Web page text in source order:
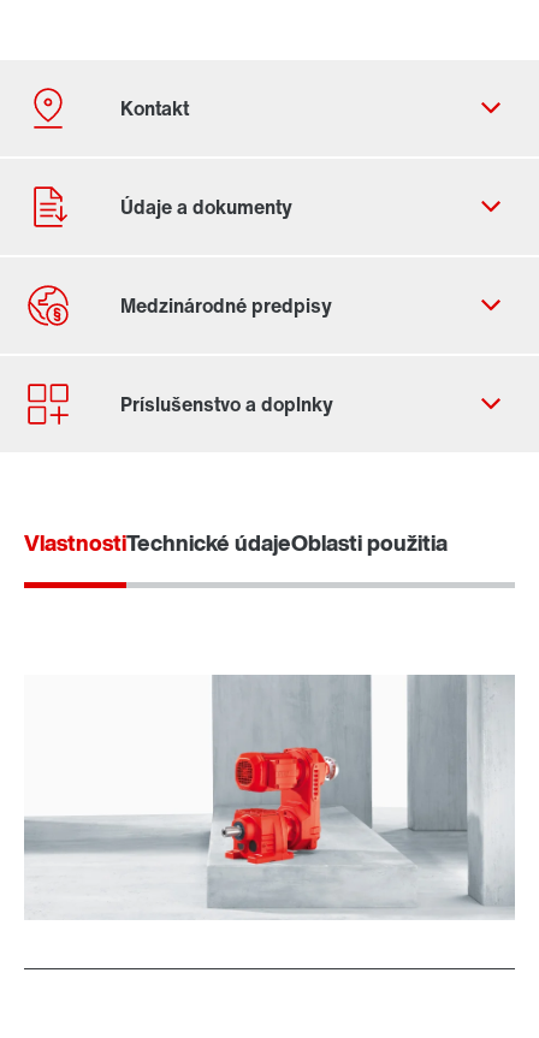
Kontaktný formulár
Celosvetové lokality
Montážny systém TorqLOC®
VlastnostiTechnické údajeOblasti použitia